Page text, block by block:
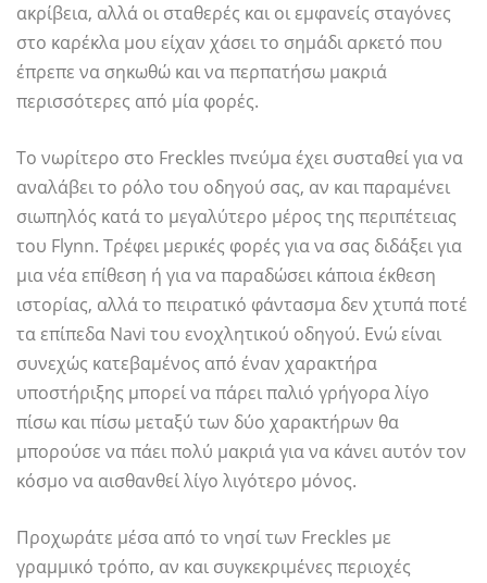
ακρίβεια, αλλά οι σταθερές και οι εμφανείς σταγόνες
στο καρέκλα μου είχαν χάσει το σημάδι αρκετό που
έπρεπε να σηκωθώ και να περπατήσω μακριά
περισσότερες από μία φορές.
Το νωρίτερο στο Freckles πνεύμα έχει συσταθεί για να
αναλάβει το ρόλο του οδηγού σας, αν και παραμένει
σιωπηλός κατά το μεγαλύτερο μέρος της περιπέτειας
του Flynn. Τρέφει μερικές φορές για να σας διδάξει για
μια νέα επίθεση ή για να παραδώσει κάποια έκθεση
ιστορίας, αλλά το πειρατικό φάντασμα δεν χτυπά ποτέ
τα επίπεδα Navi του ενοχλητικού οδηγού. Ενώ είναι
συνεχώς κατεβαμένος από έναν χαρακτήρα
υποστήριξης μπορεί να πάρει παλιό γρήγορα λίγο
πίσω και πίσω μεταξύ των δύο χαρακτήρων θα
μπορούσε να πάει πολύ μακριά για να κάνει αυτόν τον
κόσμο να αισθανθεί λίγο λιγότερο μόνος.
Προχωράτε μέσα από το νησί των Freckles με
γραμμικό τρόπο, αν και συγκεκριμένες περιοχές